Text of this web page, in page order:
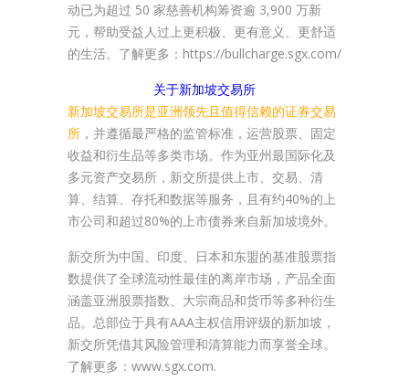
动已为超过 50 家慈善机构筹资逾 3,900 万新
元，帮助受益人过上更积极、更有意义、更舒适
的生活。了解更多：https://bullcharge.sgx.com/
关于新加坡交易所
新加坡交易所是亚洲领先且值得信赖的证券交易
所 ，并遵循最严格的监管标准，运营股票、固定
收益和衍生品等多类市场。作为亚州最国际化及
多元资产交易所，新交所提供上市、交易、清
算、结算、存托和数据等服务，且有约40%的上
市公司和超过80%的上市债券来自新加坡境外。
新交所为中国、印度、日本和东盟的基准股票指
数提供了全球流动性最佳的离岸市场，产品全面
涵盖亚洲股票指数、大宗商品和货币等多种衍生
品。总部位于具有AAA主权信用评级的新加坡，
新交所凭借其风险管理和清算能力而享誉全球。
了解更多：www.sgx.com.